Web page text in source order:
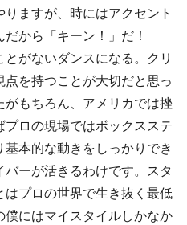
ますが、時にはアクセント
だから「キーン！」だ！
がないダンスになる。クリ
を持つことが大切だと思っ
もちろん、アメリカでは挫
ロの現場ではボックスステ
本的な動きをしっかりでき
ーが活きるわけです。スタ
プロの世界で生き抜く最低
にはマイスタイルしかなか